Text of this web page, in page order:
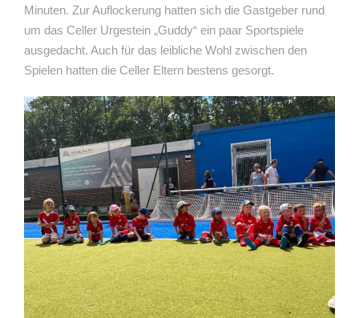
Minuten. Zur Auflockerung hatten sich die Gastgeber rund
um das Celler Urgestein „Guddy“ ein paar Sportspiele
ausgedacht. Auch für das leibliche Wohl zwischen den
Spielen hatten die Celler Eltern bestens gesorgt.